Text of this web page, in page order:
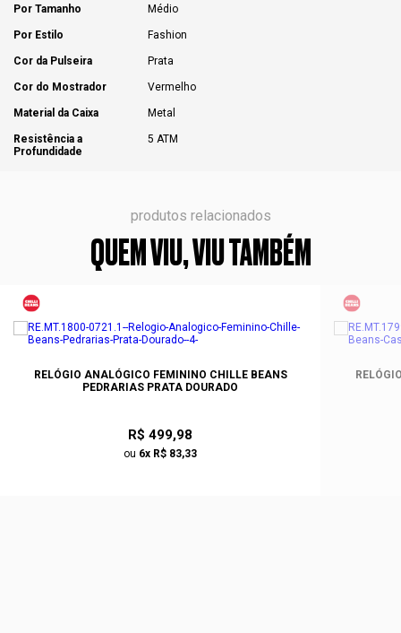
Por Tamanho Médio
Por Estilo Fashion
Cor da Pulseira Prata
Cor do Mostrador Vermelho
Material da Caixa Metal
Resistência a
Profundidade
5 ATM
produtos relacionados
QUEM VIU, VIU TAMBÉM
RELÓGIO ANALÓGICO FEMININO CHILLE BEANS
PEDRARIAS PRATA DOURADO
R$ 499,98
ou 6x R$ 83,33